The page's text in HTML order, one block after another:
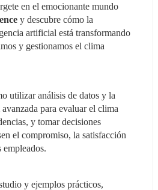
en el emocionante mundo
y descubre cómo la
artificial está transformando
y gestionamos el clima
avanzada para evaluar el clima
y tomar decisiones
el compromiso, la satisfacción
y ejemplos prácticos,